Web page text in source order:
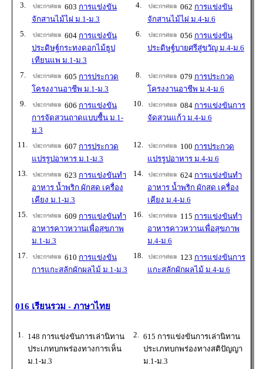
3.
603 การแข่งขัน
จักสานไม้ไผ่ ม.1-ม.3
4. 062 การแข่งขัน
จักสานไม้ไผ่ ม.4-ม.6
5.
604 การแข่งขัน
ประดิษฐ์กระทงดอกไม้ธูป
เทียนแพ ม.1-ม.3
6. 056 การแข่งขัน
ประดิษฐ์บายศรีสู่ขวัญ ม.4-ม.6
7. 605 การประกวด
โครงงานอาชีพ ม.1-ม.3
8. 079 การประกวด
โครงงานอาชีพ ม.4-ม.6
9.
606 การแข่งขัน
การจัดสวนถาดแบบชื้น ม.1-
ม.3
10. 084 การแข่งขันการ
จัดสวนแก้ว ม.4-ม.6
11. 607 การประกวด
แปรรูปอาหาร ม.1-ม.3
12. 100 การประกวด
แปรรูปอาหาร ม.4-ม.6
13.
623 การแข่งขันทำ
อาหาร น้ำพริก ผักสด เครื่อง
เคียง ม.1-ม.3
14. 624 การแข่งขันทำ
อาหาร น้ำพริก ผักสด เครื่อง
เคียง ม.4-ม.6
15.
609 การแข่งขันทำ
อาหารคาวหวานเพื่อสุขภาพ
ม.1-ม.3
16. 115 การแข่งขันทำ
อาหารคาวหวานเพื่อสุขภาพ
ม.4-ม.6
17.
610 การแข่งขัน
การแกะสลักผักผลไม้ ม.1-ม.3
18. 123 การแข่งขันการ
แกะสลักผักผลไม้ ม.4-ม.6
016 เรียนรวม - ภาษาไทย
1. 148 การแข่งขันการเล่านิทาน
ประเภทบกพร่องทางการเห็น
ม.1-ม.3
2. 615 การแข่งขันการเล่านิทาน
ประเภทบกพร่องทางสติปัญญา
ม.1-ม.3